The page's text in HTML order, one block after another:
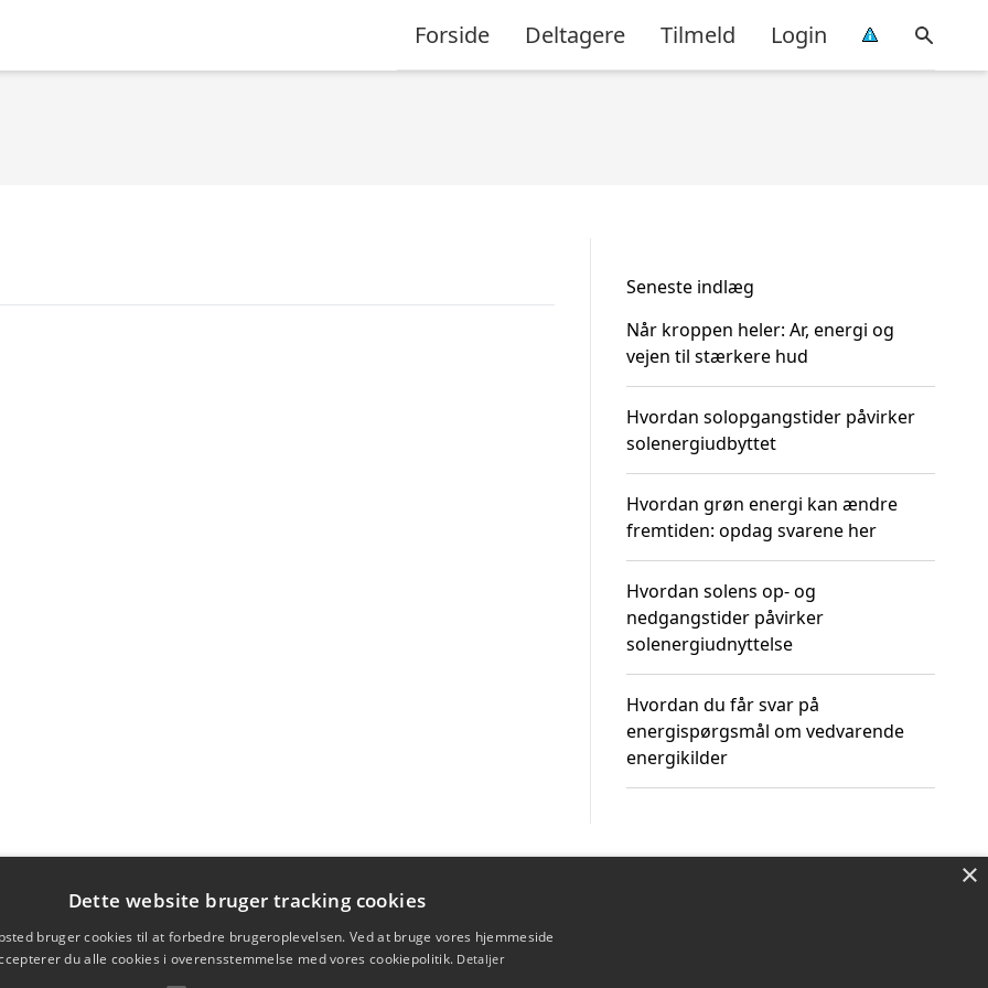
Forside Deltagere Tilmeld Login
Seneste indlæg
Når kroppen heler: Ar, energi og
vejen til stærkere hud
Hvordan solopgangstider påvirker
solenergiudbyttet
Hvordan grøn energi kan ændre
fremtiden: opdag svarene her
Hvordan solens op- og
nedgangstider påvirker
solenergiudnyttelse
Hvordan du får svar på
energispørgsmål om vedvarende
energikilder
×
Dette website bruger tracking cookies
bruger cookies til at forbedre brugeroplevelsen. Ved at bruge vores hjemmeside
du alle cookies i overensstemmelse med vores cookiepolitik. Detaljer